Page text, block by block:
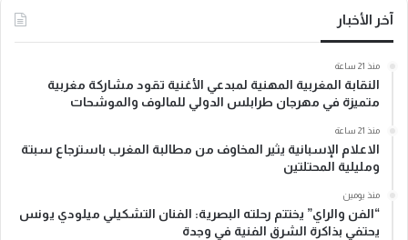
آخر الأخبار
منذ 21 ساعة
النقابة المغربية المهنية لمبدعي الأغنية تقود مشاركة مغربية
متميزة في مهرجان طرابلس الدولي للمالوف والموشحات
منذ 21 ساعة
الاعلام الإسبانية يثير المخاوف من مطالبة المغرب باسترجاع سبتة
ومليلية المحتلتين
منذ يومين
“الفن والراي” يختتم رحلته البصرية: الفنان التشكيلي ميلودي يونس
يحتفي بذاكرة الشرق الفنية في وجدة